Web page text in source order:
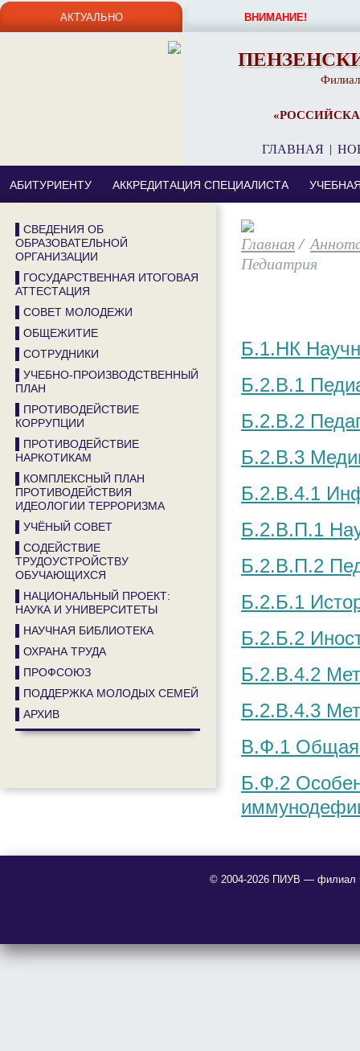
АКТУАЛЬНО ВНИМАНИЕ!
ГЛАВНАЯ |
АБИТУРИЕНТУ АККРЕДИТАЦИЯ СПЕЦИАЛИСТА
/
Педиатрия
Б.1.НК
Б.2.В.1
Б.2.В.2
Б.2.В.3
Б.2.В.4.1
Б.2.В.П.1
Б.2.В.П.2
Б.2.Б.1
Б.2.Б.2
Б.2.В.4.2
Б.2.В.4.3
В.Ф.1 Общая
Б.Ф.2
▌СВЕДЕНИЯ ОБ
ОБРАЗОВАТЕЛЬНОЙ
ОРГАНИЗАЦИИ
▌ГОСУДАРСТВЕННАЯ ИТОГОВАЯ
АТТЕСТАЦИЯ
▌СОВЕТ МОЛОДЕЖИ
▌ОБЩЕЖИТИЕ
▌СОТРУДНИКИ
▌УЧЕБНО-ПРОИЗВОДСТВЕННЫЙ
ПЛАН
▌ПРОТИВОДЕЙСТВИЕ
КОРРУПЦИИ
▌ПРОТИВОДЕЙСТВИЕ
НАРКОТИКАМ
▌КОМПЛЕКСНЫЙ ПЛАН
ПРОТИВОДЕЙСТВИЯ
ИДЕОЛОГИИ ТЕРРОРИЗМА
▌УЧЁНЫЙ СОВЕТ
▌СОДЕЙСТВИЕ
ТРУДОУСТРОЙСТВУ
ОБУЧАЮЩИХСЯ
▌НАЦИОНАЛЬНЫЙ ПРОЕКТ:
НАУКА И УНИВЕРСИТЕТЫ
▌НАУЧНАЯ БИБЛИОТЕКА
▌ОХРАНА ТРУДА
▌ПРОФСОЮЗ
▌ПОДДЕРЖКА МОЛОДЫХ СЕМЕЙ
▌АРХИВ
© 2004-2026 ПИУВ — филиал